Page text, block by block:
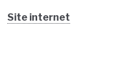
Site internet